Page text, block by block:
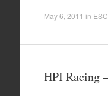
May 6, 2011 in
HPI Racing